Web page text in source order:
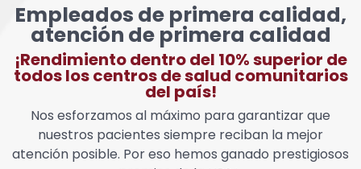
Empleados de primera calidad,
atención de primera calidad
¡Rendimiento dentro del 10% superior de
todos los centros de salud comunitarios
del país!
Nos esforzamos al máximo para garantizar que
nuestros pacientes siempre reciban la mejor
atención posible. Por eso hemos ganado prestigiosos